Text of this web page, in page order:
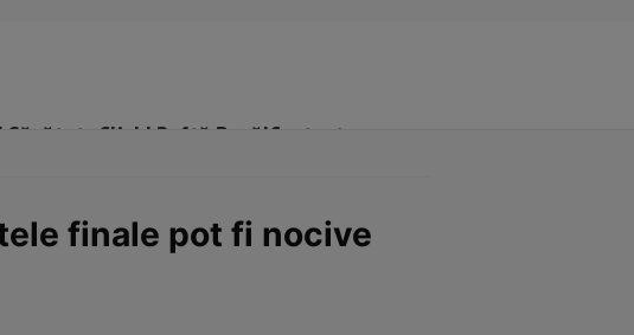
Click! Poftă Bună!Contact
finale pot fi nocive